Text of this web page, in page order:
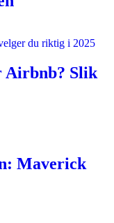
Airbnb? Slik
Maverick